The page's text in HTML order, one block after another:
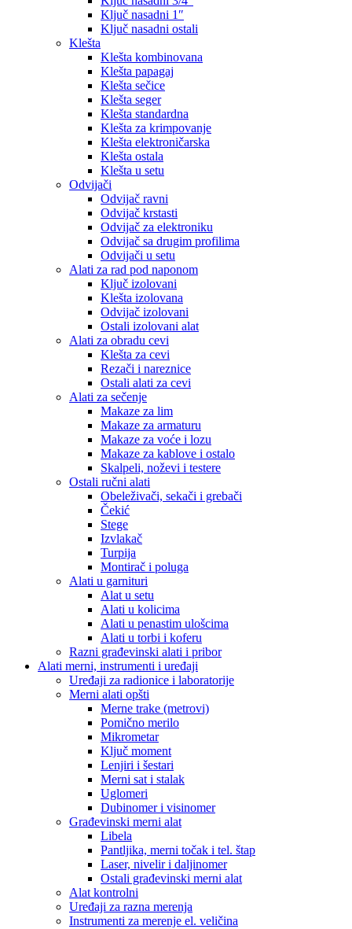
Ključ nasadni 1″
Ključ nasadni ostali
Klešta
Klešta kombinovana
Klešta papagaj
Klešta sečice
Klešta seger
Klešta standardna
Klešta za krimpovanje
Klešta elektroničarska
Klešta ostala
Klešta u setu
Odvijači
Odvijač ravni
Odvijač krstasti
Odvijač za elektroniku
Odvijač sa drugim profilima
Odvijači u setu
Alati za rad pod naponom
Ključ izolovani
Klešta izolovana
Odvijač izolovani
Ostali izolovani alat
Alati za obradu cevi
Klešta za cevi
Rezači i nareznice
Ostali alati za cevi
Alati za sečenje
Makaze za lim
Makaze za armaturu
Makaze za voće i lozu
Makaze za kablove i ostalo
Skalpeli, noževi i testere
Ostali ručni alati
Obeleživači, sekači i grebači
Čekić
Stege
Izvlakač
Turpija
Montirač i poluga
Alati u garnituri
Alat u setu
Alati u kolicima
Alati u penastim ulošcima
Alati u torbi i koferu
Razni građevinski alati i pribor
Alati merni, instrumenti i uređaji
Uređaji za radionice i laboratorije
Merni alati opšti
Merne trake (metrovi)
Pomično merilo
Mikrometar
Ključ moment
Lenjiri i šestari
Merni sat i stalak
Uglomeri
Dubinomer i visinomer
Građevinski merni alat
Libela
Pantljika, merni točak i tel. štap
Laser, nivelir i daljinomer
Ostali građevinski merni alat
Alat kontrolni
Uređaji za razna merenja
Instrumenti za merenje el. veličina